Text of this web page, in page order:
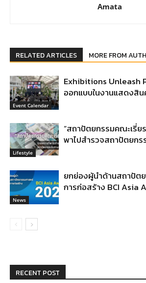
Amata
RELATED ARTICLES MORE FROM
Event Calendar
Exhibitions Unleash
ออกแบบในงานแสดงสิน
Lifestyle
“สถาปัตยกรรมคณะเรี่ย
พาไปสำรวจสถาปัตยกร
News
ยกย่องผู้นำด้านสถาปัต
การก่อสร้าง BCI Asia
RECENT POST